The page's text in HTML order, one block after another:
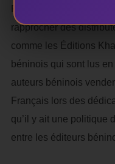
France. Les Maisons
rapprocher des
comme les Éditions
béninois qui sont lus
auteurs béninois
Français lors des
qu’il y ait une politique
entre les éditeurs